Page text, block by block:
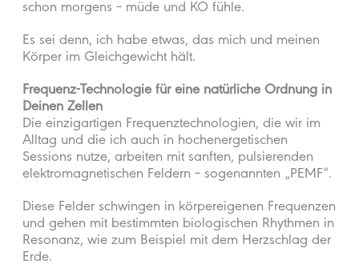
schon morgens – müde und KO fühle.
Es sei denn, ich habe etwas, das mich und meinen
Körper im Gleichgewicht hält.
Frequenz-Technologie für eine natürliche Ordnung in
Deinen Zellen
Die einzigartigen Frequenztechnologien, die wir im
Alltag und die ich auch in hochenergetischen
Sessions nutze, arbeiten mit sanften, pulsierenden
elektromagnetischen Feldern – sogenannten „PEMF“.
Diese Felder schwingen in körpereigenen Frequenzen
und gehen mit bestimmten biologischen Rhythmen in
Resonanz, wie zum Beispiel mit dem Herzschlag der
Erde.